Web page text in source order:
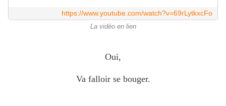
https://www.youtube.com/watch?v=69rLytkxcFo
La vidéo en lien
Oui,
Va falloir se bouger.